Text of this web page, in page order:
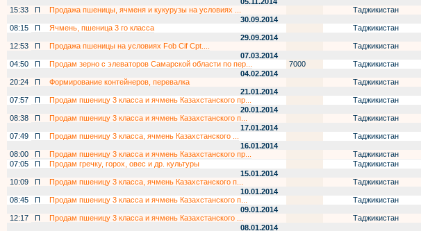
15:33
П Продажа пшеницы, ячменя и кукурузы на условиях ... Таджикистан
30.09.2014
08:15
П Ячмень, пшеница 3 го класса Таджикистан
29.09.2014
12:53
П Продажа пшеницы на условиях Fob Cif Cpt.... Таджикистан
07.03.2014
04:50
П Продам зерно с элеваторов Самарской области по пер... 7000 Таджикистан
04.02.2014
20:24
П Формирование контейнеров, перевалка Таджикистан
21.01.2014
07:57
П Продам пшеницу 3 класса и ячмень Казахстанского пр... Таджикистан
20.01.2014
08:38
П Продам пшеницу 3 класса и ячмень Казахстанского п... Таджикистан
17.01.2014
07:49
П Продам пшеницу 3 класса, ячмень Казахстанского ... Таджикистан
16.01.2014
08:00
П Продам пшеницу 3 класса и ячмень Казахстанского пр... Таджикистан
07:05
П Продам гречку, горох, овес и др. культуры Таджикистан
15.01.2014
10:09
П Продам пшеницу 3 класса, ячмень Казахстанского п... Таджикистан
10.01.2014
08:45
П Продам пшеницу 3 класса и ячмень Казахстанского п... Таджикистан
09.01.2014
12:17
П Продам пшеницу 3 класса и ячмень Казахстанского ... Таджикистан
08.01.2014